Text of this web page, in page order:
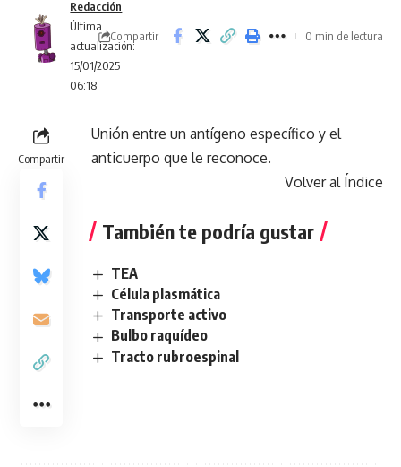
Última
actualización:
15/01/2025
06:18
Redacción
Compartir 0 min de lectura
Compartir
Unión entre un antígeno específico y el
anticuerpo que le reconoce.
Volver al Índice
También te podría gustar
TEA
Célula plasmática
Transporte activo
Bulbo raquídeo
Tracto rubroespinal